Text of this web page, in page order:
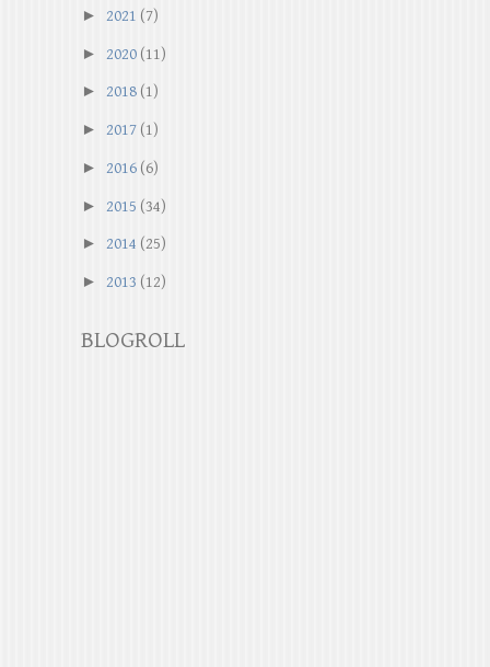
► 2021 (7)
► 2020 (11)
► 2018 (1)
► 2017 (1)
► 2016 (6)
► 2015 (34)
► 2014 (25)
► 2013 (12)
BLOGROLL